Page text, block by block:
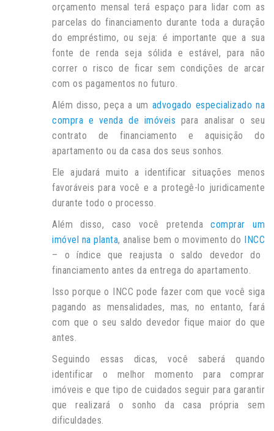
orçamento mensal terá espaço para lidar com as
parcelas do financiamento durante toda a duração
do empréstimo, ou seja: é importante que a sua
fonte de renda seja sólida e estável, para não
correr o risco de ficar sem condições de arcar
com os pagamentos no futuro.
Além disso, peça a um advogado especializado na
compra e venda de imóveis para analisar o seu
contrato de financiamento e aquisição do
apartamento ou da casa dos seus sonhos.
Ele ajudará muito a identificar situações menos
favoráveis para você e a protegê-lo juridicamente
durante todo o processo.
Além disso, caso você pretendacomprar um
imóvel na planta, analise bem o movimento do INCC
– o índice que reajusta o saldo devedor do
financiamento antes da entrega do apartamento.
Isso porque o INCC pode fazer com que você siga
pagando as mensalidades, mas, no entanto, fará
com que o seu saldo devedor fique maior do que
antes.
Seguindo essas dicas, você saberá quando
identificar o melhor momento para comprar
imóveis e que tipo de cuidados seguir para garantir
que realizará o sonho da casa própria sem
dificuldades.